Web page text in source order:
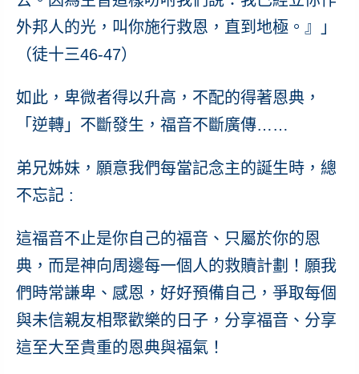
外邦人的光，叫你施行救恩，直到地極。』」
（徒十三46-47）
如此，卑微者得以升高，不配的得著恩典，
「逆轉」不斷發生，福音不斷廣傳……
弟兄姊妹，願意我們每當記念主的誕生時，總
不忘記 :
這福音不止是你自己的福音、只屬於你的恩
典，而是神向周邊每一個人的救贖計劃 ！願我
們時常謙卑、感恩，好好預備自己，爭取每個
與未信親友相聚歡樂的日子，分享福音、分享
這至大至貴重的恩典與福氣！